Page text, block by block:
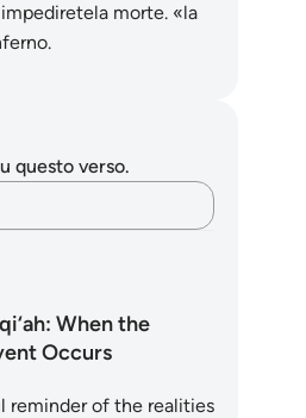
morte. «la
questo verso.
When the
Occurs
reminder of the realities